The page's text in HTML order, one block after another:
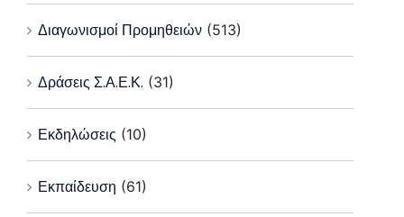
Διαγωνισμοί Προμηθειών (513)
Δράσεις Σ.Α.Ε.Κ. (31)
Εκδηλώσεις (10)
Εκπαίδευση (61)